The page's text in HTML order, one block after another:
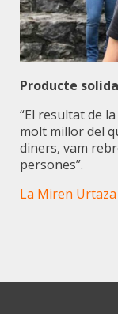
Producte
“El resultat de
molt millor del
diners, vam
persones”.
La Miren Urtaza